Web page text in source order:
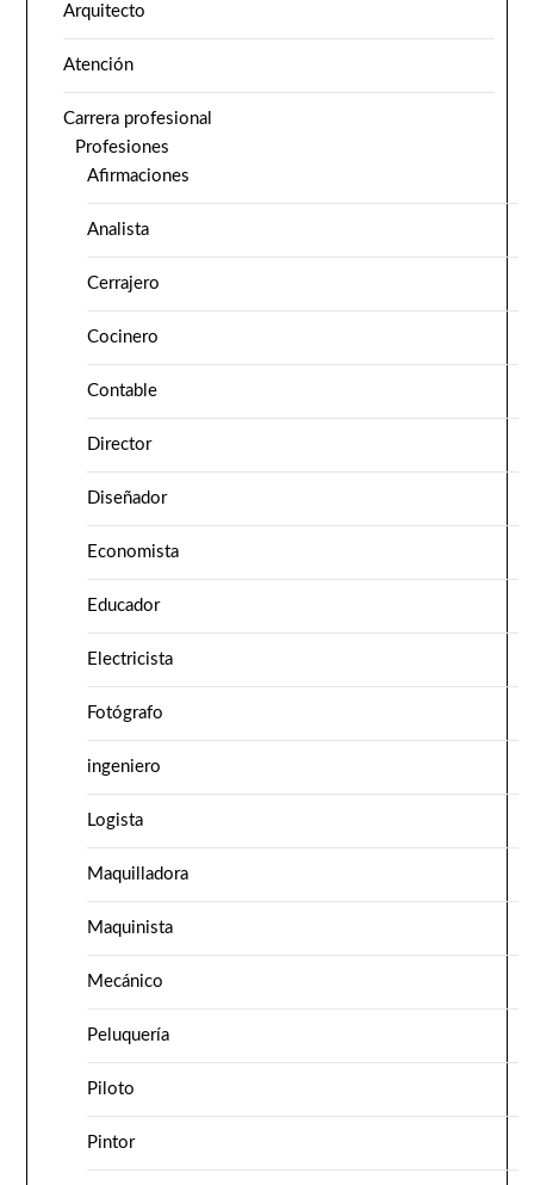
Arquitecto
Atención
Carrera profesional
Profesiones
Afirmaciones
Analista
Cerrajero
Cocinero
Contable
Director
Diseñador
Economista
Educador
Electricista
Fotógrafo
ingeniero
Logista
Maquilladora
Maquinista
Mecánico
Peluquería
Piloto
Pintor